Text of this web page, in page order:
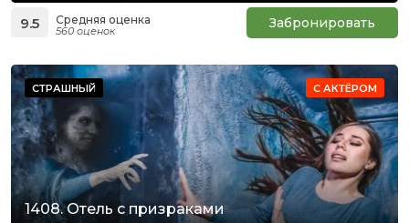
9.5 Средняя оценка
560 оценок Забронировать
С АКТЁРОМ
СТРАШНЫЙ
1408. Отель с призраками